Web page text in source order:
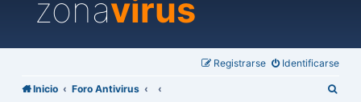
zonavirus
Identificarse
Registrarse
Inicio Foro Antivirus